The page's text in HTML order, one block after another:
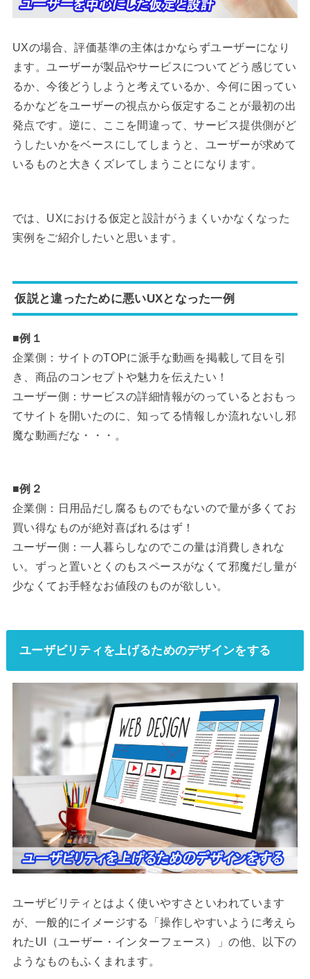
UXの場合、評価基準の主体はかならずユーザーになり
ます。ユーザーが製品やサービスについてどう感じてい
るか、今後どうしようと考えているか、今何に困ってい
るかなどをユーザーの視点から仮定することが最初の出
発点です。逆に、ここを間違って、サービス提供側がど
うしたいかをベースにしてしまうと、ユーザーが求めて
いるものと大きくズレてしまうことになります。
では、UXにおける仮定と設計がうまくいかなくなった
実例をご紹介したいと思います。
仮説と違ったために悪いUXとなった一例
■例１
企業側：サイトのTOPに派手な動画を掲載して目を引
き、商品のコンセプトや魅力を伝えたい！
ユーザー側：サービスの詳細情報がのっているとおもっ
てサイトを開いたのに、知ってる情報しか流れないし邪
魔な動画だな・・・。
■例２
企業側：日用品だし腐るものでもないので量が多くてお
買い得なものが絶対喜ばれるはず！
ユーザー側：一人暮らしなのでこの量は消費しきれな
い。ずっと置いとくのもスペースがなくて邪魔だし量が
少なくてお手軽なお値段のものが欲しい。
ユーザビリティを上げるためのデザインをする
ユーザビリティとはよく使いやすさといわれています
が、一般的にイメージする「操作しやすいように考えら
れたUI（ユーザー・インターフェース）」の他、以下の
ようなものもふくまれます。